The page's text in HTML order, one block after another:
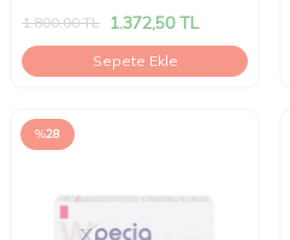
1.800,00TL 1.372,50TL
Sepete Ekle
%28